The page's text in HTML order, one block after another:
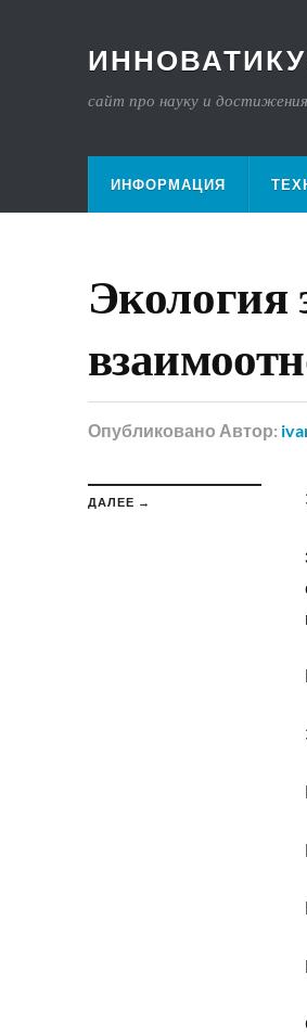
сайт про науку и достижения
ИНФОРМАЦИЯ
Экология
Опубликовано Автор:
ДАЛЕЕ →